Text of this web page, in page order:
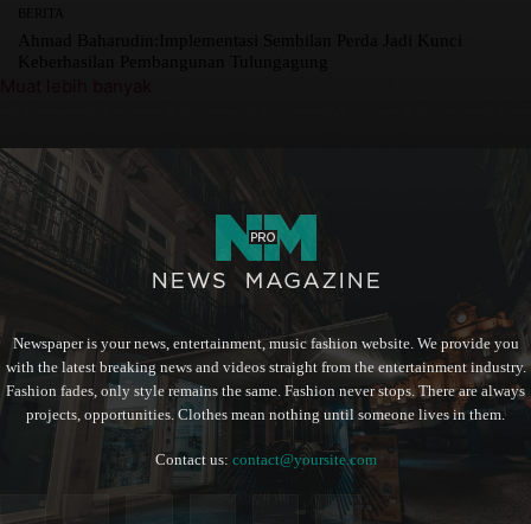
Newspaper is your news, entertainment, music fashion website. We provide you
with the latest breaking news and videos straight from the entertainment industry.
Fashion fades, only style remains the same. Fashion never stops. There are always
projects, opportunities. Clothes mean nothing until someone lives in them.
Contact us: contact@yoursite.com